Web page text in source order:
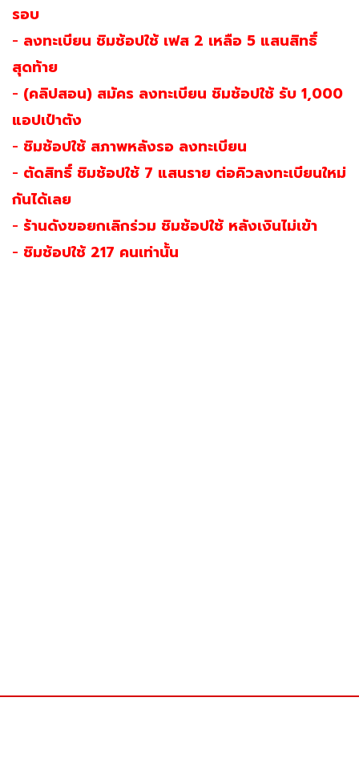
รอบ
- ลงทะเบียน ชิมช้อปใช้ เฟส 2 เหลือ 5 แสนสิทธิ์
สุดท้าย
- (คลิปสอน) สมัคร ลงทะเบียน ชิมช้อปใช้ รับ 1,000
แอปเป๋าตัง
- ชิมช้อปใช้ สภาพหลังรอ ลงทะเบียน
- ตัดสิทธิ์ ชิมช้อปใช้ 7 แสนราย ต่อคิวลงทะเบียนใหม่
กันได้เลย
- ร้านดังขอยกเลิกร่วม ชิมช้อปใช้ หลังเงินไม่เข้า
- ชิมช้อปใช้ 217 คนเท่านั้น